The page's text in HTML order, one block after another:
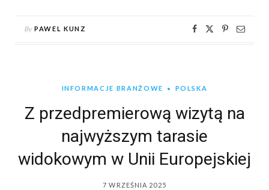
By PAWEL KUNZ
INFORMACJE BRANŻOWE POLSKA
Z przedpremierową wizytą na
najwyższym tarasie
widokowym w Unii Europejskiej
7 WRZEŚNIA 2025